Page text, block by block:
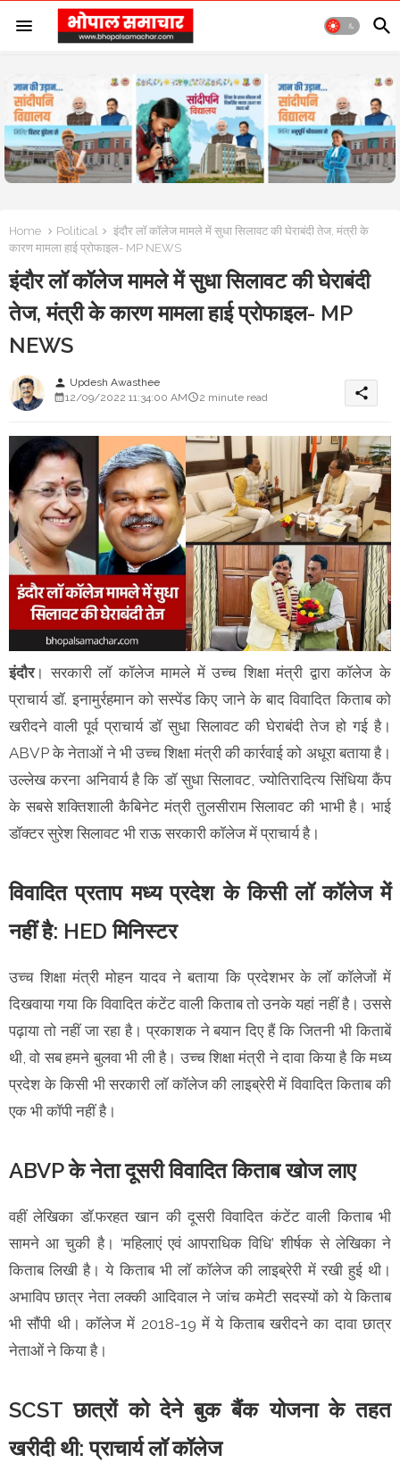
Home Political
इंदौर लॉ कॉलेज मामले में सुधा सिलावट की घेराबंदी तेज, मंत्री के
कारण मामला हाई प्रोफाइल- MP NEWS
इंदौर लॉ कॉलेज मामले में सुधा सिलावट की घेराबंदी
तेज, मंत्री के कारण मामला हाई प्रोफाइल- MP
NEWS
person Updesh Awasthee
12/09/2022 11:34:00 AM
2 minute read share
इंदौर। सरकारी लॉ कॉलेज मामले में उच्च शिक्षा मंत्री द्वारा कॉलेज के
प्राचार्य डॉ. इनामुर्रहमान को सस्पेंड किए जाने के बाद विवादित किताब को
खरीदने वाली पूर्व प्राचार्य डॉ सुधा सिलावट की घेराबंदी तेज हो गई है।
ABVP के नेताओं ने भी उच्च शिक्षा मंत्री की कार्रवाई को अधूरा बताया है।
उल्लेख करना अनिवार्य है कि डॉ सुधा सिलावट, ज्योतिरादित्य सिंधिया कैंप
के सबसे शक्तिशाली कैबिनेट मंत्री तुलसीराम सिलावट की भाभी है। भाई
डॉक्टर सुरेश सिलावट भी राऊ सरकारी कॉलेज में प्राचार्य है।
विवादित प्रताप मध्य प्रदेश के किसी लॉ कॉलेज में
नहीं है: HED मिनिस्टर
उच्च शिक्षा मंत्री मोहन यादव ने बताया कि प्रदेशभर के लॉ कॉलेजों में
दिखवाया गया कि विवादित कंटेंट वाली किताब तो उनके यहां नहीं है। उससे
पढ़ाया तो नहीं जा रहा है। प्रकाशक ने बयान दिए हैं कि जितनी भी किताबें
थी, वो सब हमने बुलवा भी ली है। उच्च शिक्षा मंत्री ने दावा किया है कि मध्य
प्रदेश के किसी भी सरकारी लॉ कॉलेज की लाइब्रेरी में विवादित किताब की
एक भी कॉपी नहीं है।
ABVP के नेता दूसरी विवादित किताब खोज लाए
वहीं लेखिका डॉ.फरहत खान की दूसरी विवादित कंटेंट वाली किताब भी
सामने आ चुकी है। ‘महिलाएं एवं आपराधिक विधि’ शीर्षक से लेखिका ने
किताब लिखी है। ये किताब भी लॉ कॉलेज की लाइब्रेरी में रखी हुई थी।
अभाविप छात्र नेता लक्की आदिवाल ने जांच कमेटी सदस्यों को ये किताब
भी सौंपी थी। कॉलेज में 2018-19 में ये किताब खरीदने का दावा छात्र
नेताओं ने किया है।
SCST छात्रों को देने बुक बैंक योजना के तहत
खरीदी थी: प्राचार्य लॉ कॉलेज